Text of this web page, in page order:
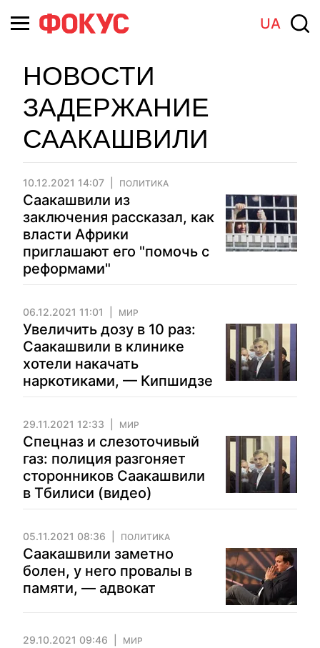
UA
НОВОСТИ
ЗАДЕРЖАНИЕ
СААКАШВИЛИ
10.12.2021 14:07 ПОЛИТИКА
Саакашвили из
заключения рассказал, как
власти Африки
приглашают его "помочь с
реформами"
06.12.2021 11:01 МИР
Увеличить дозу в 10 раз:
Саакашвили в клинике
хотели накачать
наркотиками, — Кипшидзе
29.11.2021 12:33 МИР
Спецназ и слезоточивый
газ: полиция разгоняет
сторонников Саакашвили
в Тбилиси (видео)
05.11.2021 08:36 ПОЛИТИКА
Саакашвили заметно
болен, у него провалы в
памяти, — адвокат
29.10.2021 09:46 МИР